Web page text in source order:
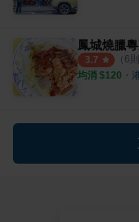
鳳城燒臘
3.7 （ 6
均消 $120 ・